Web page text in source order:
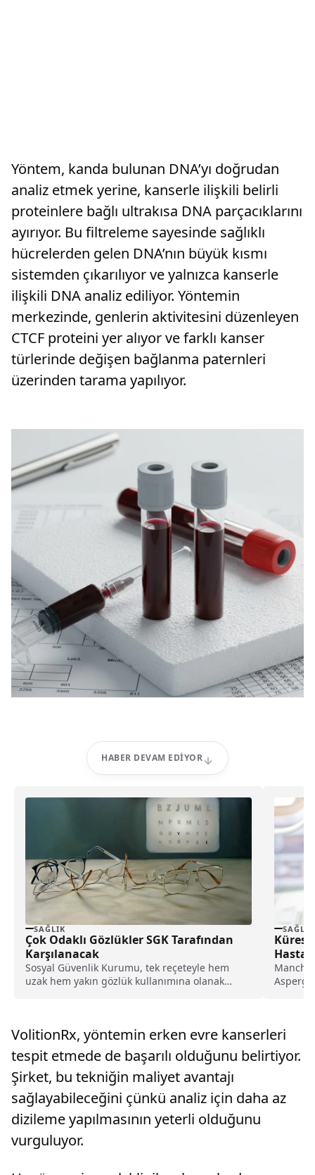
Yöntem, kanda bulunan DNA’yı doğrudan
analiz etmek yerine, kanserle ilişkili belirli
proteinlere bağlı ultrakısa DNA parçacıklarını
ayırıyor. Bu filtreleme sayesinde sağlıklı
hücrelerden gelen DNA’nın büyük kısmı
sistemden çıkarılıyor ve yalnızca kanserle
ilişkili DNA analiz ediliyor. Yöntemin
merkezinde, genlerin aktivitesini düzenleyen
CTCF proteini yer alıyor ve farklı kanser
türlerinde değişen bağlanma paternleri
üzerinden tarama yapılıyor.
HABER DEVAM EDIYOR
SAĞLIK
Çok Odaklı Gözlükler SGK Tarafından
Karşılanacak
Sosyal Güvenlik Kurumu, tek reçeteyle hem
uzak hem yakın gözlük kullanımına olanak
SAĞLIK
VolitionRx, yöntemin erken evre kanserleri
tespit etmede de başarılı olduğunu belirtiyor.
Şirket, bu tekniğin maliyet avantajı
sağlayabileceğini çünkü analiz için daha az
dizileme yapılmasının yeterli olduğunu
vurguluyor.